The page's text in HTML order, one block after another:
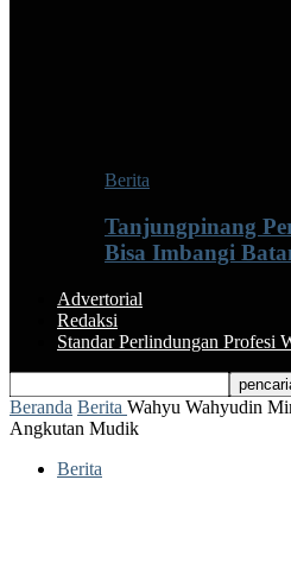
Berita
Tanjungpinang
Bisa Imbangi
Advertorial
Redaksi
Standar Perlindungan Profesi
Beranda Berita Wahyu Wahyudin
Angkutan Mudik
Berita